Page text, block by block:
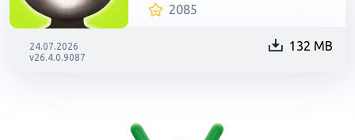
2085
24.07.2026
v26.4.0.9087
132 MB